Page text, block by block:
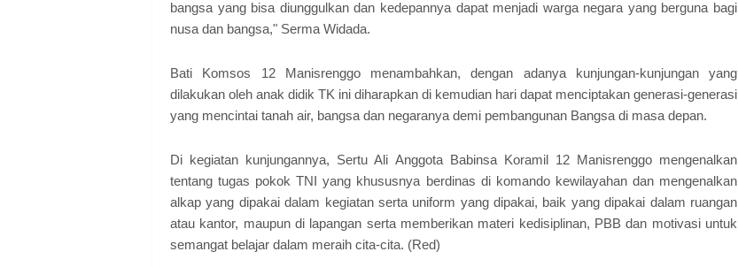
bangsa yang bisa diunggulkan dan kedepannya dapat menjadi warga negara yang berguna bagi
nusa dan bangsa," Serma Widada.
Bati Komsos 12 Manisrenggo menambahkan, dengan adanya kunjungan-kunjungan yang
dilakukan oleh anak didik TK ini diharapkan di kemudian hari dapat menciptakan generasi-generasi
yang mencintai tanah air, bangsa dan negaranya demi pembangunan Bangsa di masa depan.
Di kegiatan kunjungannya, Sertu Ali Anggota Babinsa Koramil 12 Manisrenggo mengenalkan
tentang tugas pokok TNI yang khususnya berdinas di komando kewilayahan dan mengenalkan
alkap yang dipakai dalam kegiatan serta uniform yang dipakai, baik yang dipakai dalam ruangan
atau kantor, maupun di lapangan serta memberikan materi kedisiplinan, PBB dan motivasi untuk
semangat belajar dalam meraih cita-cita. (Red)